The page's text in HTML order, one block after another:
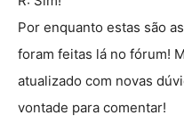
Por enquanto estas são
foram feitas lá no fórum!
atualizado com novas
vontade para comentar!